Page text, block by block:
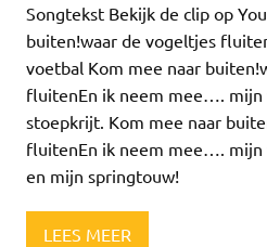
Songtekst Bekijk de clip op
buiten!waar de vogeltjes
voetbal Kom mee naar
fluitenEn ik neem mee…. mijn
stoepkrijt. Kom mee naar
fluitenEn ik neem mee….
en mijn springtouw!
LEES MEER